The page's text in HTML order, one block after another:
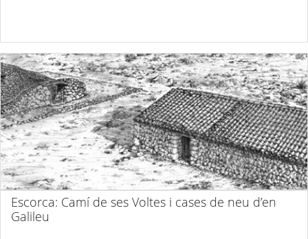
Escorca: Camí de ses Voltes i cases de neu d’en
Galileu